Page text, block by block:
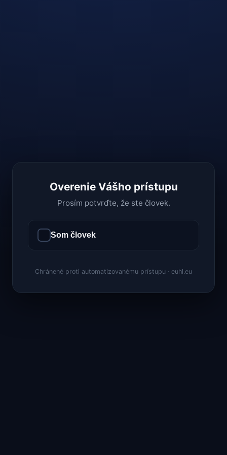
Overenie Vášho prístupu
Prosím potvrďte, že ste človek.
Som človek
Chránené proti automatizovanému prístupu · euhl.eu